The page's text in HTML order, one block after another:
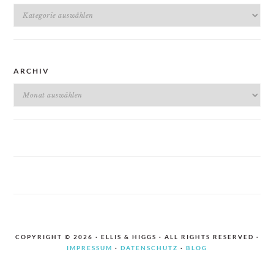
Kategorien
ARCHIV
Archiv
COPYRIGHT © 2026 · ELLIS & HIGGS · ALL RIGHTS RESERVED ·
IMPRESSUM · DATENSCHUTZ · BLOG